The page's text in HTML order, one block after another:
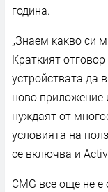
година.
„Знаем какво си
Краткият
устройствата да
ново приложение
нуждаят от
условията на
се включва и
CMG все още не